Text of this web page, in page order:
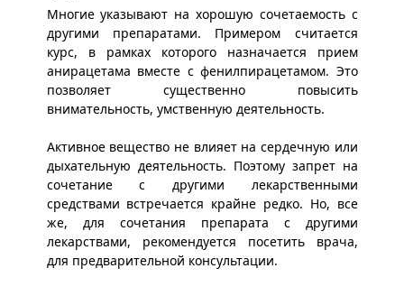
Многие указывают на хорошую сочетаемость с
другими препаратами. Примером считается
курс, в рамках которого назначается прием
анирацетама вместе с фенилпирацетамом. Это
позволяет существенно повысить
внимательность, умственную деятельность.
Активное вещество не влияет на сердечную или
дыхательную деятельность. Поэтому запрет на
сочетание с другими лекарственными
средствами встречается крайне редко. Но, все
же, для сочетания препарата с другими
лекарствами, рекомендуется посетить врача,
для предварительной консультации.